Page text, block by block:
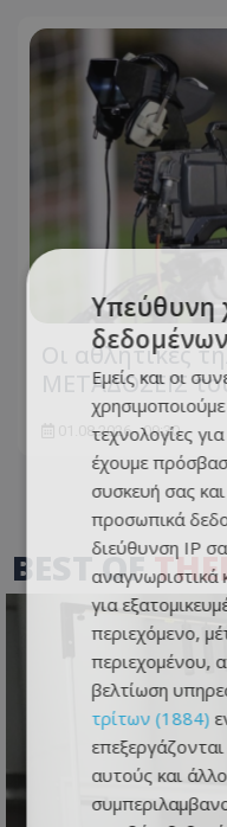
Οι αθλητικές
ΜΕΤΑΔΟΣΕΙΣ
01.08.2026 - 09:30
BEST OF
Υπεύθυνη
Εμείς και οι
τεχνολογίες
έχουμε
συσκευή σας
προσωπικά
διεύθυνση IP
αναγνωριστικά
για
περιεχόμενο,
περιεχομένου,
βελτίωση
τρίτων (1884)
αυτούς και